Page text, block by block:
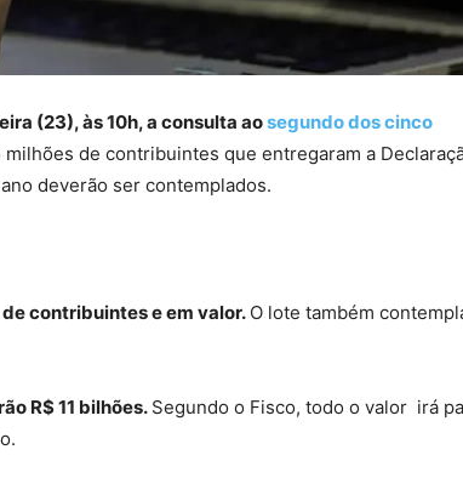
(23), às 10h, a consulta aosegundo dos cinco
milhões de contribuintes que entregaram a
deverão ser contemplados.
contribuintes e em valor. O lote também
R$ 11 bilhões. Segundo o Fisco, todo o valor irá